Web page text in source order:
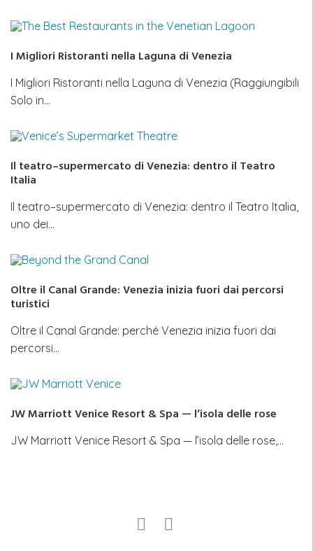
I Migliori Ristoranti nella Laguna di Venezia
I Migliori Ristoranti nella Laguna di Venezia (Raggiungibili
Solo in…
Il teatro–supermercato di Venezia: dentro il Teatro
Italia
Il teatro–supermercato di Venezia: dentro il Teatro Italia,
uno dei…
Oltre il Canal Grande: Venezia inizia fuori dai percorsi
turistici
Oltre il Canal Grande: perché Venezia inizia fuori dai
percorsi…
JW Marriott Venice Resort & Spa — l’isola delle rose
JW Marriott Venice Resort & Spa — l’isola delle rose,…